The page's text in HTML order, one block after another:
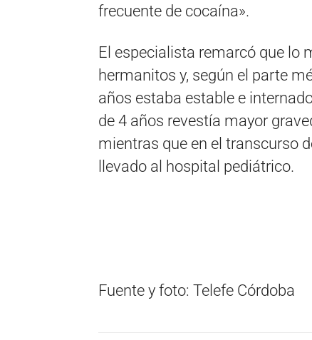
frecuente de cocaína».
El especialista remarcó que lo
hermanitos y, según el parte
años estaba estable e
de 4 años revestía mayor
mientras que en el transcurso
llevado al hospital pediátrico.
Fuente y foto: Telefe Córdoba